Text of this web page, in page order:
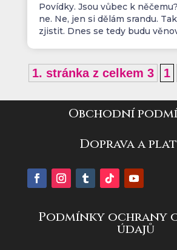
Povídky. Jsou vůbec k
ne. Ne, jen si dělám srandu.
zjistit. Dnes se tedy budu
1. stránka z celkem 3 1
Obchodní
Doprava a
Podmínky ochrany
údajů